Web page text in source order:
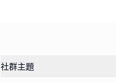
社群主題